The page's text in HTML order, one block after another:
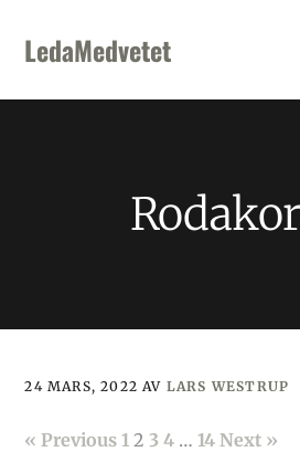
primary
navigation
main
content
footer
LedaMedvetet
24 MARS, 2022 AV LARS WESTRUP
« Previous 1 2 3 4 … 14 Next »